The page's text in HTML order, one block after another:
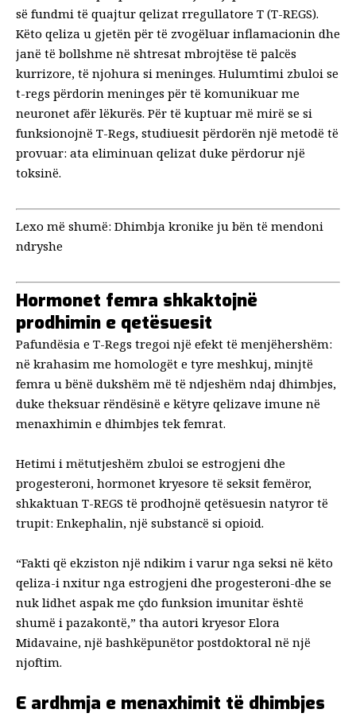
së fundmi të quajtur qelizat rregullatore T (T-REGS).
Këto qeliza u gjetën për të zvogëluar inflamacionin dhe
janë të bollshme në shtresat mbrojtëse të palcës
kurrizore, të njohura si meninges. Hulumtimi zbuloi se
t-regs përdorin meninges për të komunikuar me
neuronet afër lëkurës. Për të kuptuar më mirë se si
funksionojnë T-Regs, studiuesit përdorën një metodë të
provuar: ata eliminuan qelizat duke përdorur një
toksinë.
Lexo më shumë: Dhimbja kronike ju bën të mendoni
ndryshe
Hormonet femra shkaktojnë
prodhimin e qetësuesit
Pafundësia e T-Regs tregoi një efekt të menjëhershëm:
në krahasim me homologët e tyre meshkuj, minjtë
femra u bënë dukshëm më të ndjeshëm ndaj dhimbjes,
duke theksuar rëndësinë e këtyre qelizave imune në
menaxhimin e dhimbjes tek femrat.
Hetimi i mëtutjeshëm zbuloi se estrogjeni dhe
progesteroni, hormonet kryesore të seksit femëror,
shkaktuan T-REGS të prodhojnë qetësuesin natyror të
trupit: Enkephalin, një substancë si opioid.
“Fakti që ekziston një ndikim i varur nga seksi në këto
qeliza-i nxitur nga estrogjeni dhe progesteroni-dhe se
nuk lidhet aspak me çdo funksion imunitar është
shumë i pazakontë,” tha autori kryesor Elora
Midavaine, një bashkëpunëtor postdoktoral në një
njoftim.
E ardhmja e menaxhimit të dhimbjes